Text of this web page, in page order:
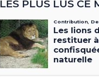
LES PLUS LUS CE